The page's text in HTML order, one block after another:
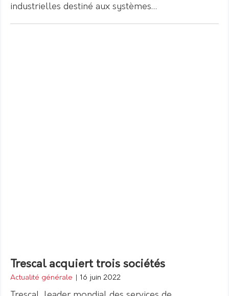
industrielles destiné aux systèmes…
Trescal acquiert trois sociétés
Actualité générale 16 juin 2022